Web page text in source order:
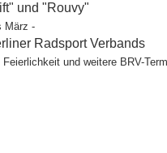
und "Rouvy"
März -
Radsport Verbands
und weitere BRV-